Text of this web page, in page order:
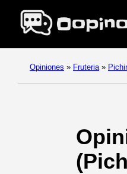
Opiniones » Fruteria »